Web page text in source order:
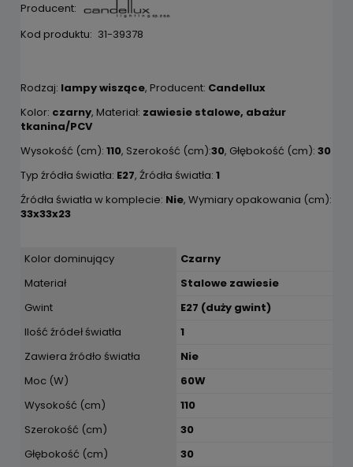
Producent:
Kod produktu: 31-39378
Rodzaj: lampy wiszące, Producent: Candellux
Kolor: czarny, Materiał: zawiesie stalowe, abażur
tkanina/PCV
Wysokość (cm): 110, Szerokość (cm):30, Głębokość (cm): 30
Typ źródła światła: E27, Źródła światła: 1
Źródła światła w komplecie: Nie, Wymiary opakowania (cm):
33x33x23
Kolor dominujący
Czarny
Materiał
Stalowe zawiesie
Gwint
E27 (duży gwint)
Ilość źródeł światła
1
Zawiera źródło światła
Nie
Moc (W)
60W
Wysokość (cm)
110
Szerokość (cm)
30
Głębokość (cm)
30